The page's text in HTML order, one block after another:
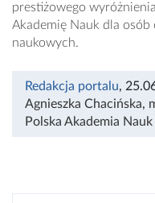
prestiżowego
Akademię Nauk dla
naukowych.
Redakcja portalu,
Agnieszka Chacińska,
Polska Akademia Nauk